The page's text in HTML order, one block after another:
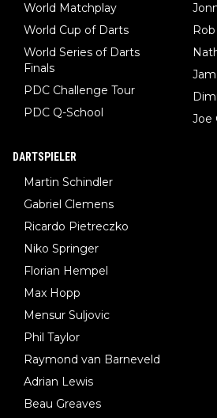
World Matchplay
World Cup of Darts
World Series of Darts
Finals
PDC Challenge Tour
PDC Q-School
Joe
DARTSPIELER
Martin Schindler
Gabriel Clemens
Ricardo Pietreczko
Niko Springer
Florian Hempel
Max Hopp
Mensur Suljovic
Phil Taylor
Raymond van Barneveld
Adrian Lewis
Beau Greaves